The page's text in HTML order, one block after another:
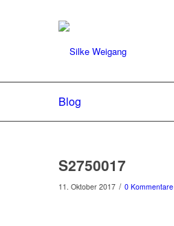
Blog
S2750017
11. Oktober 2017 / 0 Kommentare